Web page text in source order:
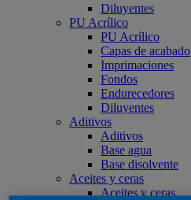
Diluyentes
PU Acrílico
PU Acrílico
Capas de acabado
Imprimaciones
Fondos
Endurecedores
Diluyentes
Aditivos
Aditivos
Base agua
Base disolvente
Aceites y ceras
Aceites y ceras